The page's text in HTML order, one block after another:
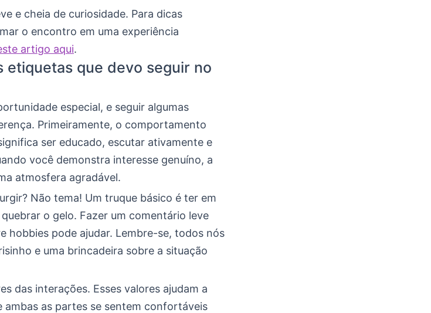
e cheia de curiosidade. Para dicas
o encontro em uma experiência
artigo aqui.
etiquetas que devo seguir no
especial, e seguir algumas
Primeiramente, o comportamento
ser educado, escutar ativamente e
você demonstra interesse genuíno, a
atmosfera agradável.
Não tema! Um truque básico é ter em
o gelo. Fazer um comentário leve
hobbies pode ajudar. Lembre-se, todos nós
e uma brincadeira sobre a situação
das interações. Esses valores ajudam a
ambas as partes se sentem confortáveis